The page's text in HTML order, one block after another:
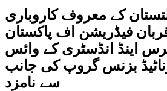
کے معروف کاروباری
فیڈریشن اف پاکستان
اینڈ انڈسٹری کے وائس
بزنس گروپ کی جانب
سے نامزد